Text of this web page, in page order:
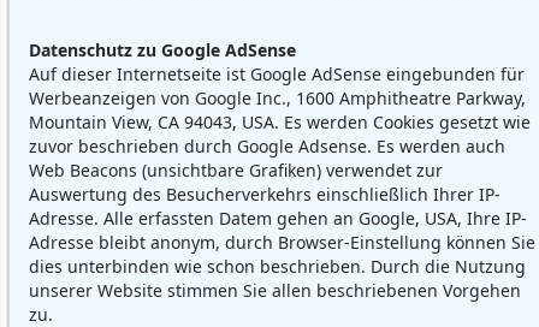
Datenschutz zu Google AdSense
Auf dieser Internetseite ist Google AdSense eingebunden für
Werbeanzeigen von Google Inc., 1600 Amphitheatre Parkway,
Mountain View, CA 94043, USA. Es werden Cookies gesetzt wie
zuvor beschrieben durch Google Adsense. Es werden auch
Web Beacons (unsichtbare Grafiken) verwendet zur
Auswertung des Besucherverkehrs einschließlich Ihrer IP-
Adresse. Alle erfassten Datem gehen an Google, USA, Ihre IP-
Adresse bleibt anonym, durch Browser-Einstellung können Sie
dies unterbinden wie schon beschrieben. Durch die Nutzung
unserer Website stimmen Sie allen beschriebenen Vorgehen
zu.